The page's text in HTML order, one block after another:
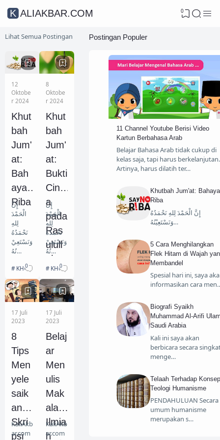
KALIAKBAR.COM 0
Lihat Semua Postingan
12
Oktobe
r 2024
Khut
bah
Jum'
at:
Bah
aya
Riba
إِنَّ
الْحَمْدَ
لِلهِ
نَحْمَدُهُ
وَنَسْتَعِيْ
نُهُ
فِرُهْ
وَنَعُوْذُ
بِاللهِ
تَعَالَى
شُرُوْرِ
أَنْفُسِنَا
وَمِنْ
أَعْمَالِن
…
KHUTBAH JUM'AT
0
8
Oktobe
r 2024
Khut
bah
Jum'
at:
Bukti
Cint
a
pada
Ras
ulull
ah
SAW
إِنَّ
الْحَمْدَ
لِلهِ
نَحْمَدُهُ
وَنَسْتَعِيْ
نُهُ
فِرُهْ
وَنَعُوْذُ
بِاللهِ
تَعَالَى
شُرُوْرِ
أَنْفُسِنَا
وَمِنْ
KHUTBAH JUM'AT
0
17 Juli
2023
8
Tips
Men
yele
saik
an
Skri
psi
KaliAkb
ar.com
17 Juli
2023
Belaj
ar
Men
ulis
Mak
alah
Ilmia
h
KaliAkb
ar.com
Postingan Populer
11 Channel Youtube Berisi Video
Kartun Berbahasa Arab
Belajar Bahasa Arab tidak cukup di
kelas saja, tapi harus berkelanjutan.
Artinya, harus dilatih ter…
Khutbah Jum'at: Bahaya
Riba
إِنَّ الْحَمْدَ لِلهِ نَحْمَدُهُ
وَنَسْتَعِيْنُهُ…
5 Cara Menghilangkan
Flek Hitam di Wajah
Membandel
Spesial hari ini, saya
informasikan cara
Biografi Syaikh
Muhammad Al-Arifi
Saudi Arabia
Kali ini saya akan
berbicara secara
menge…
Telaah Terhadap
Teologi Humanisme
PENDAHULUAN Secara
umum humanisme
merupakan s…